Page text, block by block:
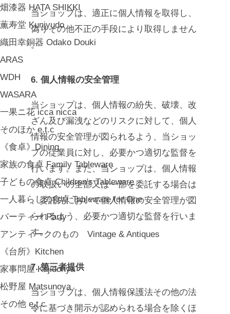
畑漆器 HATA SHIKKI
薫寿堂 Kunjyudo
織田幸銅器 Odako Douki
ARAS
WDH
WASARA
一果ニ花 icca nicca
そのほか e.t.c
《食卓》Dining
家族の食卓 Family Tableware
子どもの食卓 Children's Tableware
一人暮らしの食卓 Tableware for One
パーティー Party
アンティークのもの Vintage & Antiques
《台所》Kitchen
家事問屋 Kajidonya
松野屋 Matsunoya
その他 e.t.c
当ショップは、適正に個人情報を取得し、
偽りその他不正の手段により取得しません
。
6. 個人情報の安全管理
当ショップは、個人情報の紛失、破壊、改
ざん及び漏洩などのリスクに対して、個人
情報の安全管理が図られるよう、当ショッ
プの従業員に対し、必要かつ適切な監督を
行います。また、当ショップは、個人情報
の取扱いの全部又は一部を委託する場合は
、委託先において個人情報の安全管理が図
られるよう、必要かつ適切な監督を行いま
す。
7. 第三者提供
当ショップは、個人情報保護法その他の法
令に基づき開示が認められる場合を除くほ